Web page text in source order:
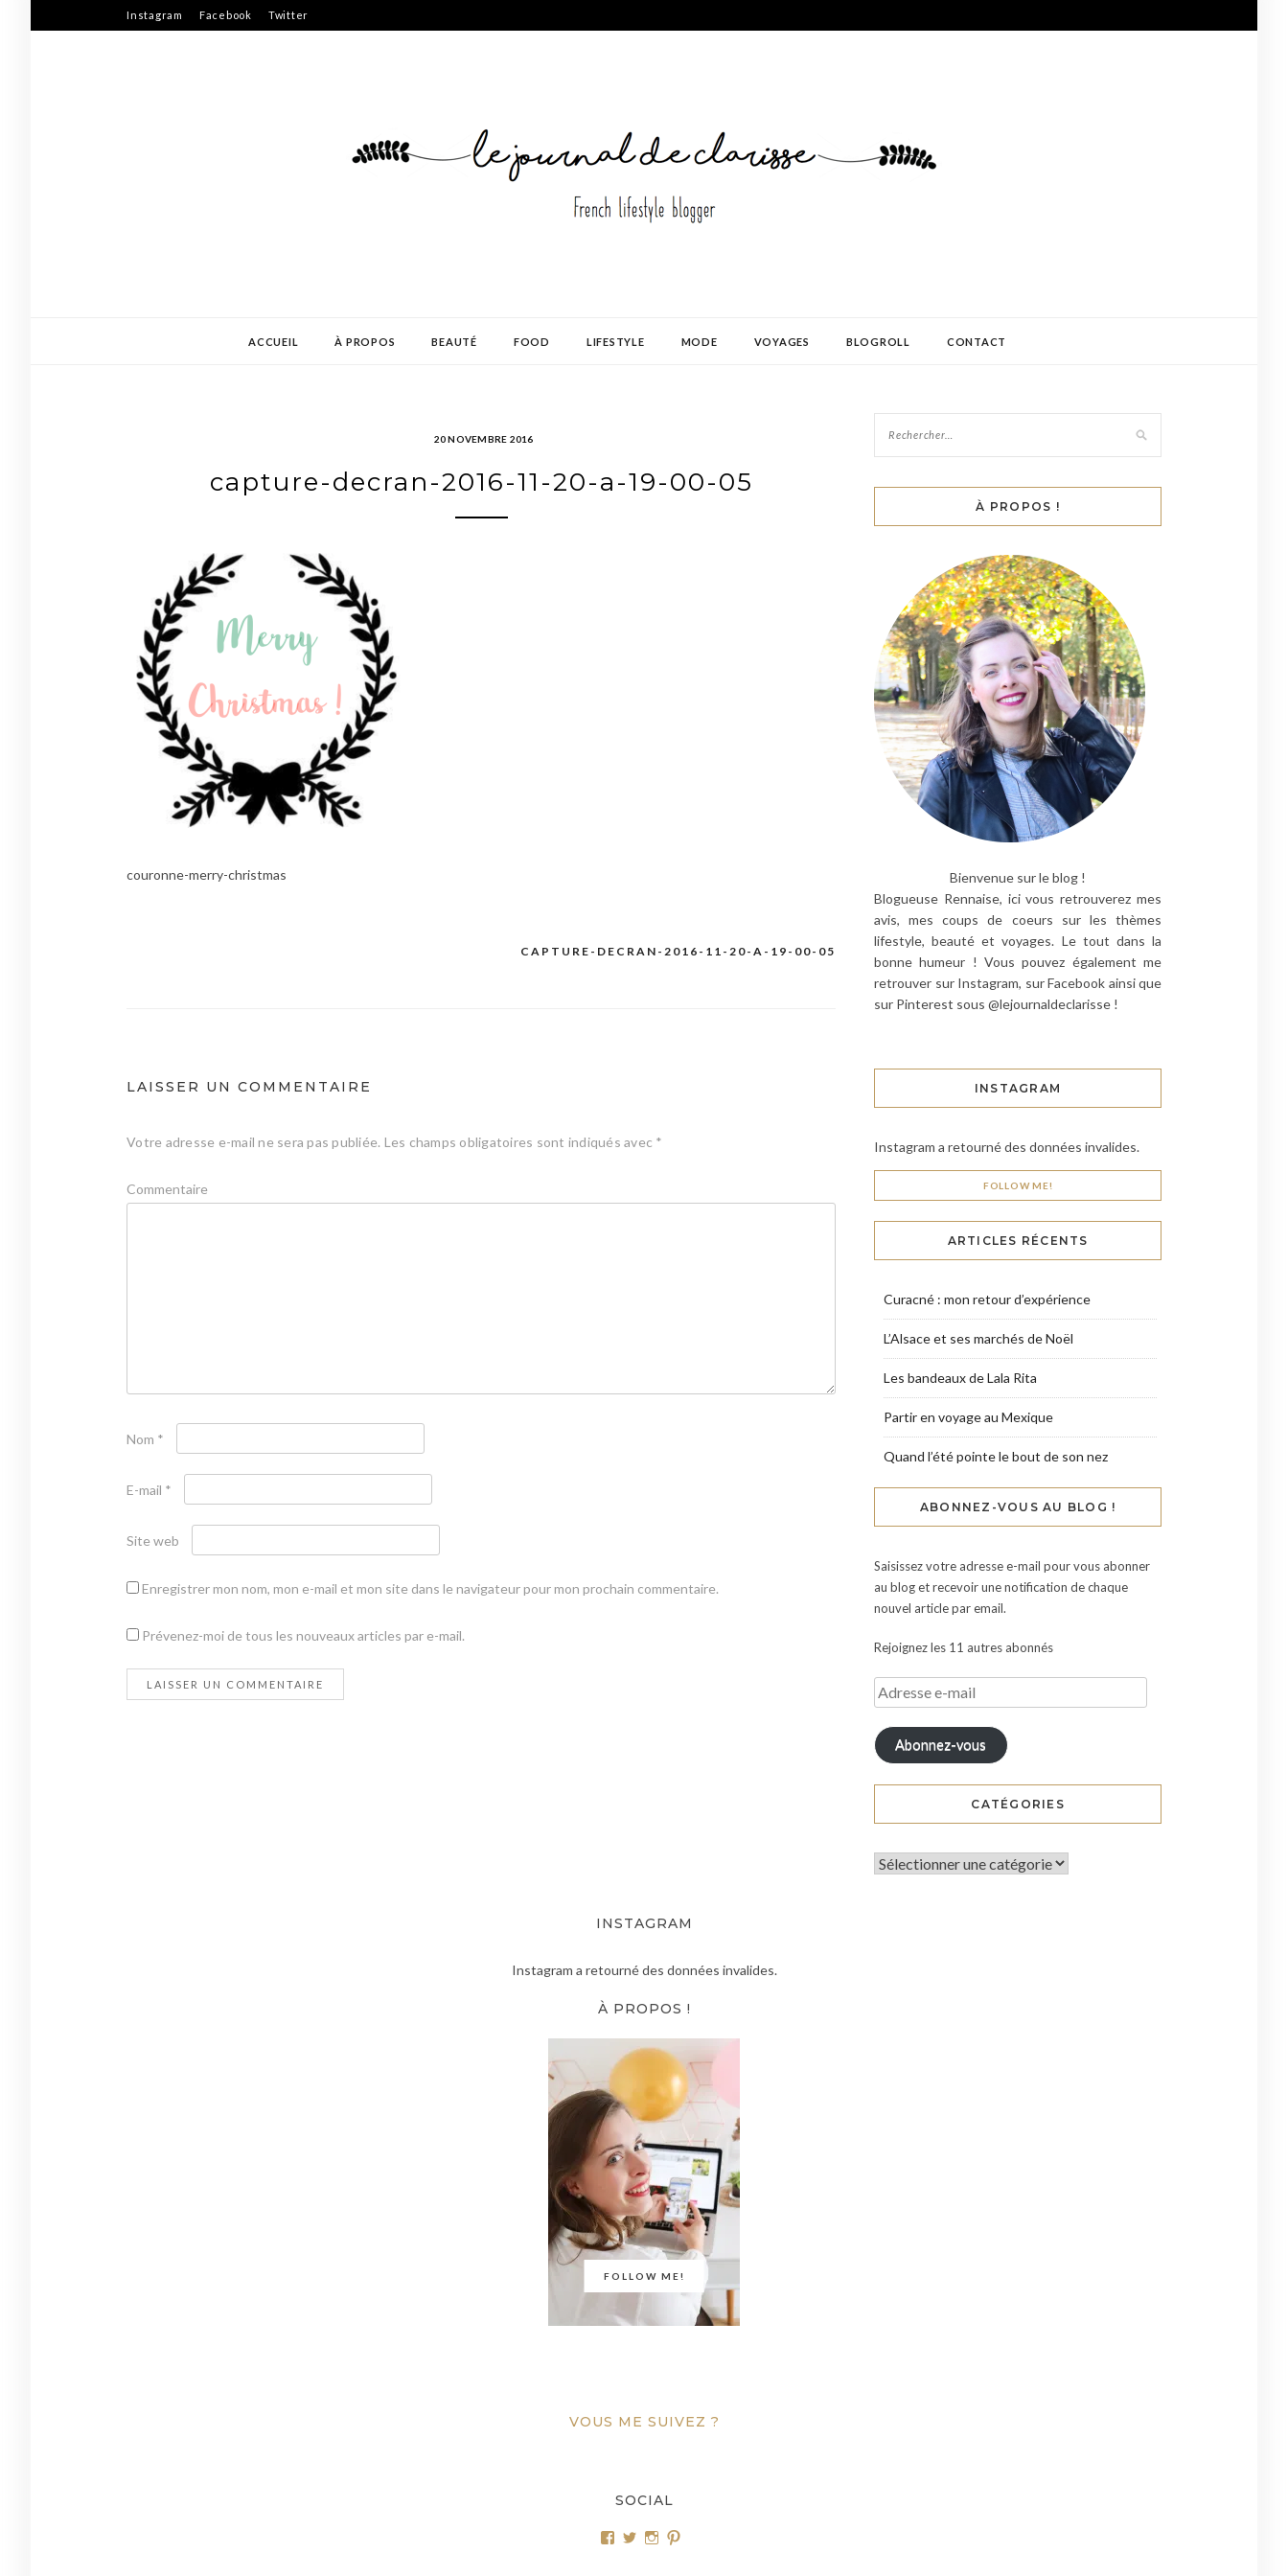
to
Instagram Facebook Twitter
ACCUEIL À PROPOS BEAUTÉ FOOD LIFESTYLE MODE VOYAGES BLOGROLL CONTACT
20 NOVEMBRE 2016
capture-decran-2016-11-20-a-19-00-05
couronne-merry-christmas
CAPTURE-DECRAN-2016-11-20-A-19-00-05
LAISSER UN COMMENTAIRE
Votre adresse e-mail ne sera pas publiée. Les champs obligatoires sont indiqués avec *
Commentaire
Nom *
E-mail *
Site web
Enregistrer mon nom, mon e-mail et mon site dans le navigateur pour mon prochain commentaire.
Prévenez-moi de tous les nouveaux articles par e-mail.
À PROPOS !
Bienvenue sur le blog !
Blogueuse Rennaise, ici vous retrouverez mes
avis, mes coups de coeurs sur les thèmes
lifestyle, beauté et voyages. Le tout dans la
bonne humeur ! Vous pouvez également me
retrouver sur Instagram, sur Facebook ainsi que
sur Pinterest sous @lejournaldeclarisse !
INSTAGRAM
Instagram a retourné des données invalides.
FOLLOW ME!
ARTICLES RÉCENTS
Curacné : mon retour d’expérience
L’Alsace et ses marchés de Noël
Les bandeaux de Lala Rita
Partir en voyage au Mexique
Quand l’été pointe le bout de son nez
ABONNEZ-VOUS AU BLOG !
Saisissez votre adresse e-mail pour vous abonner
au blog et recevoir une notification de chaque
nouvel article par email.
Rejoignez les 11 autres abonnés
Abonnez-vous
CATÉGORIES
INSTAGRAM
Instagram a retourné des données invalides.
FOLLOW ME!
À PROPOS !
VOUS ME SUIVEZ ?
SOCIAL
Voir Voir Voir